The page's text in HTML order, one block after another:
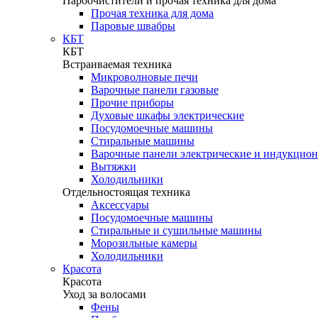
Прочая техника для дома
Паровые швабры
КБТ
КБТ
Встраиваемая техника
Микроволновые печи
Варочные панели газовые
Прочие приборы
Духовые шкафы электрические
Посудомоечные машины
Стиральные машины
Варочные панели электрические и
Вытяжки
Холодильники
Отдельностоящая техника
Аксессуары
Посудомоечные машины
Стиральные и сушильные машины
Морозильные камеры
Холодильники
Красота
Красота
Уход за волосами
Фены